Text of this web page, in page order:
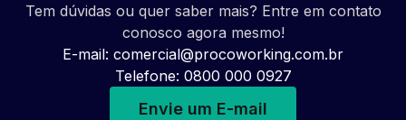
Tem dúvidas ou quer saber mais? Entre em contato
conosco agora mesmo!
E-mail: comercial@procoworking.com.br
Telefone: 0800 000 0927
Envie um E-mail